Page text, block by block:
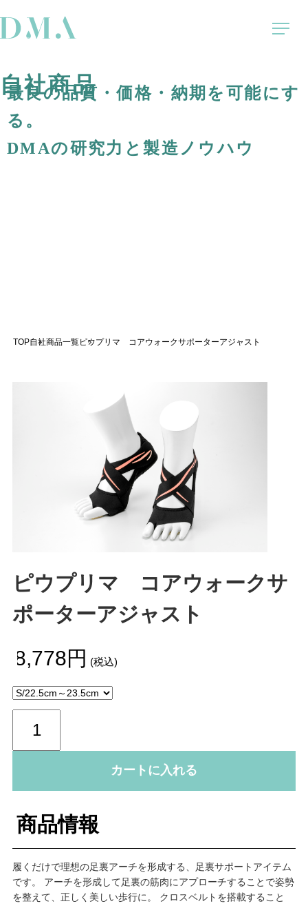
自社商品
最良の品質・価格・納期を可能にす
る。
DMAの研究力と製造ノウハウ
TOP自社商品一覧ピウプリマ コアウォークサポーターアジャスト
ピウプリマ コアウォークサ
ポーターアジャスト
¥8,778円 (税込)
カートに入れる
商品情報
履くだけで理想の足裏アーチを形成する、足裏サポートアイテム
です。 アーチを形成して足裏の筋肉にアプローチすることで姿勢
を整えて、正しく美しい歩行に。 クロスベルトを搭載すること